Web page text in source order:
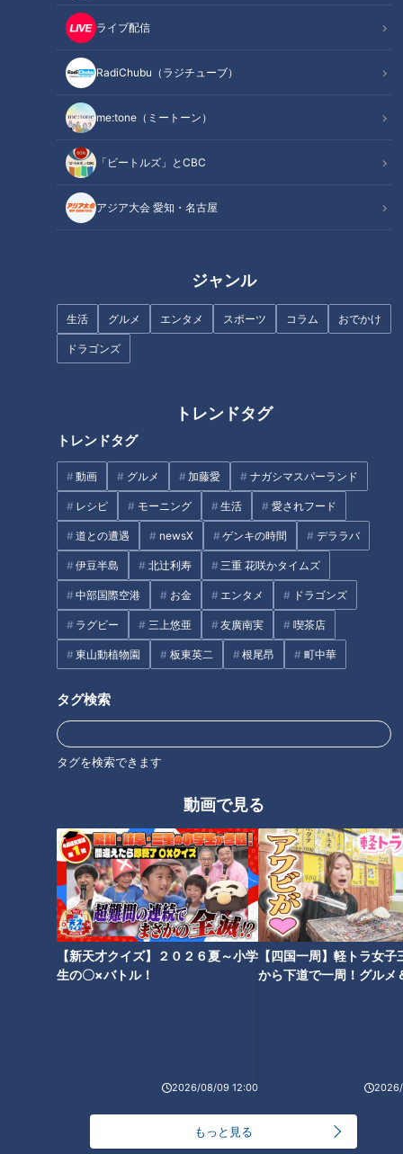
ライブ配信
RadiChubu（ラジチューブ）
me:tone（ミートーン）
「ビートルズ」とCBC
アジア大会 愛知・名古屋
ジャンル
生活 グルメ エンタメ スポーツ コラム おでかけ
ドラゴンズ
トレンドタグ
トレンドタグ
動画 グルメ 加藤愛 ナガシマスパーランド
レシピ モーニング 生活 愛されフード
道との遭遇 newsX ゲンキの時間 デララバ
伊豆半島 北辻利寿 三重 花咲かタイムズ
中部国際空港 お金 エンタメ ドラゴンズ
ラグビー 三上悠亜 友廣南実 喫茶店
東山動植物園 板東英二 根尾昂 町中華
タグ検索
タグを検索できます
動画で見る
【新天才クイズ】２０２６夏～小学
生の〇×バトル！
2026/08/09 12:00
【四国一周】軽トラ女子
から下道で一周！グルメ
もっと見る
この記事を見たあなたへのおすすめ
【道マニア視点】「岐阜・長良
川」全国でも3県しかない！？
畳を挿しこむ堤防【道との遭
バズった「織田ちん」に「あゆ
ピー」！？地元の人が推す岐阜
市の穴場を調査してみた
回転寿司マニア厳選！この冬食
超難問「＃龍が住む滝」はどこ
にある？写真をヒントに、イン
スタ映えする美しい滝を探せ！
【道マニア】道クイズSPおもし
ろ地理運営の道マニア・かずま
るから出題！【道との遭遇】
タグ
エンタメ 7ORDER 地名しりとり 長妻怜央
飛騨高山
オススメ関連コンテンツ
地名しりとりで岐阜県ゴールの
大チャンス！運気を上げて挑む
は「た」の地名 “金のうんこ”の
ご利益は如何に！？
再び長崎県へ7時間の大移動！
世界に認められた「展海峰」の
絶景とは？「し」で地名しりと
り2度目の山口県下関市は回避
できるのか
戦！“神々の島”と呼ばれる「壱
るも「地名しりとり」81日目で